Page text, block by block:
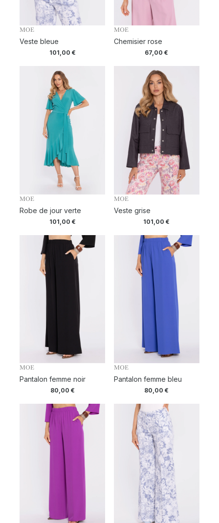
MOE
Veste bleue
101,00 €
MOE
Chemisier rose
67,00€
MOE
Robe de jour verte
101,00 €
MOE
Veste grise
101,00€
MOE
Pantalon femme noir
80,00 €
MOE
Pantalon femme bleu
80,00€